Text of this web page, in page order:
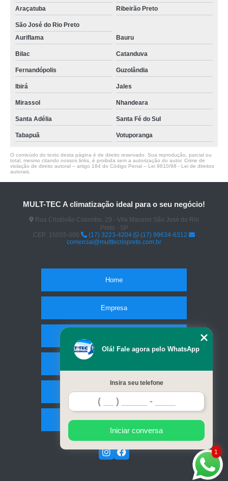
Araçatuba
Ribeirão Preto
São José do Rio Preto
Auriflama
Bauru
Bilac Catanduva
Fernandópolis Guzolândia
Ibirá Jales
Mirassol Nhandeara
Santa Adélia Santa Fé do Sul
Tabapuã Votuporanga
O conteúdo do texto desta página é de direito reservado. Sua reprodução, parcial ou
total, mesmo citando nossos links, é proibida sem a autorização do autor. Crime de
violação de direito autoral – artigo 184 do Código Penal – Lei 9610/98 - Lei de direitos
autorais
MULT-TEC A climatização ideal para o seu negócio!
Rua Cristóvão Colombo, 29 - Vila Maceno São José do Rio
Preto - SP
CEP: 15055-000
(17) 3223-4204
(17) 99634-6312
comercial@multtecriopreto.com.br
Home
Empresa
Contato
Mapa do site
1
Olá! Fale agora pelo WhatsApp
Insira seu telefone
Iniciar conversa